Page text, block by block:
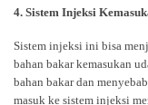
4. Sistem Injeksi
Sistem injeksi ini bisa
bahan bakar kemasukan
bahan bakar dan
masuk ke sistem injeksi